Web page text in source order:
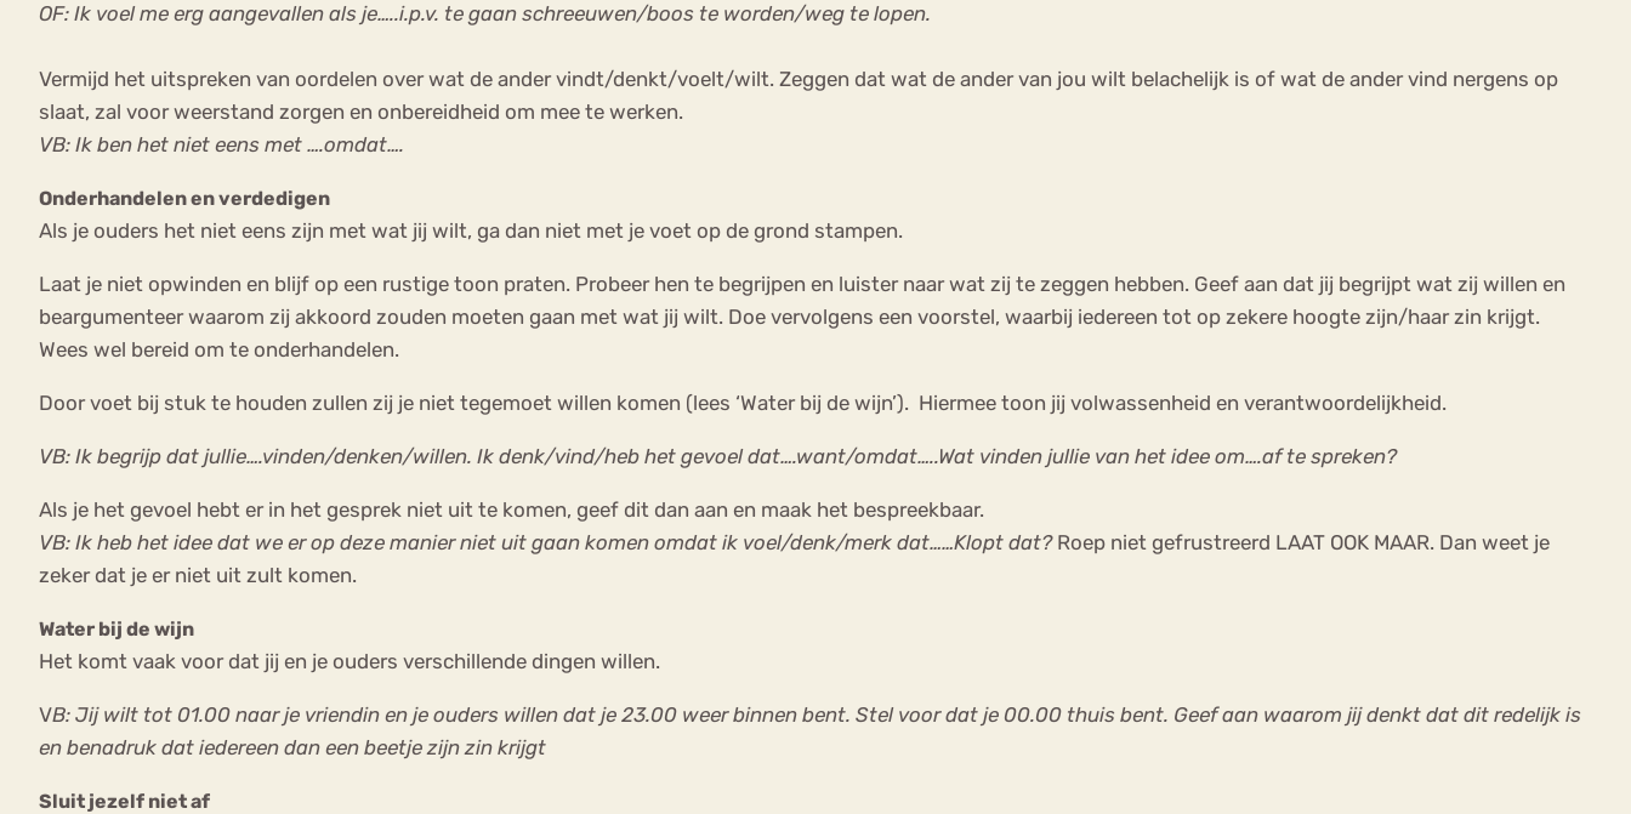
OF: Ik voel me erg aangevallen als je…..i.p.v. te gaan schreeuwen/boos te worden/weg te lopen.
Vermijd het uitspreken van oordelen over wat de ander vindt/denkt/voelt/wilt. Zeggen dat wat de ander van jou wilt belachelijk is of wat de ander vind nergens op
slaat, zal voor weerstand zorgen en onbereidheid om mee te werken.
VB: Ik ben het niet eens met ….omdat….
Onderhandelen en verdedigen
Als je ouders het niet eens zijn met wat jij wilt, ga dan niet met je voet op de grond stampen.
Laat je niet opwinden en blijf op een rustige toon praten. Probeer hen te begrijpen en luister naar wat zij te zeggen hebben. Geef aan dat jij begrijpt wat zij willen en
beargumenteer waarom zij akkoord zouden moeten gaan met wat jij wilt. Doe vervolgens een voorstel, waarbij iedereen tot op zekere hoogte zijn/haar zin krijgt.
Wees wel bereid om te onderhandelen.
Door voet bij stuk te houden zullen zij je niet tegemoet willen komen (lees ‘Water bij de wijn’). Hiermee toon jij volwassenheid en verantwoordelijkheid.
VB: Ik begrijp dat jullie….vinden/denken/willen. Ik denk/vind/heb het gevoel dat….want/omdat…..Wat vinden jullie van het idee om….af te spreken?
Als je het gevoel hebt er in het gesprek niet uit te komen, geef dit dan aan en maak het bespreekbaar.
VB: Ik heb het idee dat we er op deze manier niet uit gaan komen omdat ik voel/denk/merk dat……Klopt dat?Roep niet gefrustreerd LAAT OOK MAAR. Dan weet je
zeker dat je er niet uit zult komen.
Water bij de wijn
Het komt vaak voor dat jij en je ouders verschillende dingen willen.
VB: Jij wilt tot 01.00 naar je vriendin en je ouders willen dat je 23.00 weer binnen bent. Stel voor dat je 00.00 thuis bent. Geef aan waarom jij denkt dat dit redelijk is
en benadruk dat iedereen dan een beetje zijn zin krijgt
Sluit jezelf niet af